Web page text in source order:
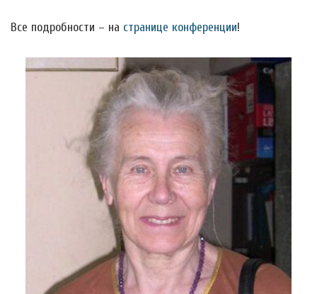
Все подробности – на странице конференции!